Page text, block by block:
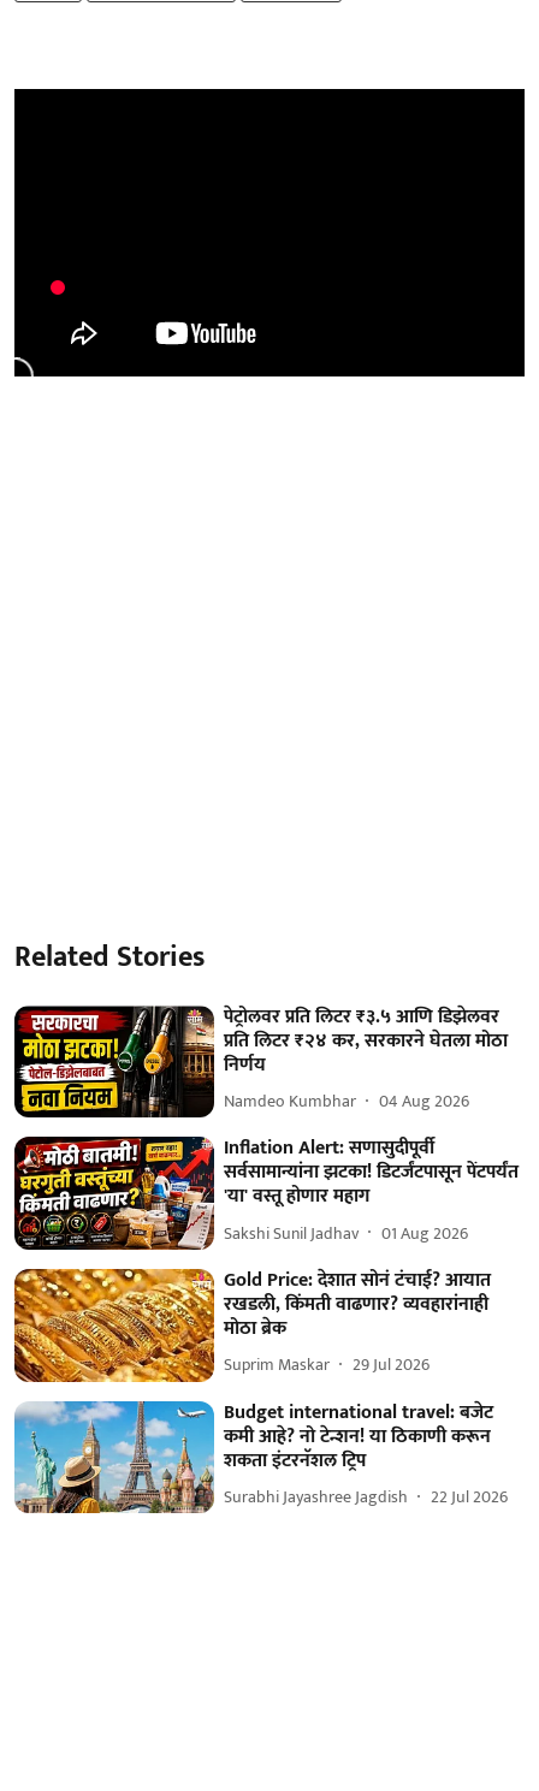
Related Stories
पेट्रोलवर प्रति लिटर ₹३.५ आणि डिझेलवर
प्रति लिटर ₹२४ कर, सरकारने घेतला मोठा
निर्णय
Namdeo Kumbhar 04 Aug 2026
Inflation Alert: सणासुदीपूर्वी
सर्वसामान्यांना झटका! डिटर्जंटपासून पेंटपर्यंत
'या' वस्तू होणार महाग
Sakshi Sunil Jadhav 01 Aug 2026
Gold Price: देशात सोनं टंचाई? आयात
रखडली, किंमती वाढणार? व्यवहारांनाही
मोठा ब्रेक
Suprim Maskar 29 Jul 2026
Budget international travel: बजेट
कमी आहे? नो टेन्शन! या ठिकाणी करून
शकता इंटरनॅशल ट्रिप
Surabhi Jayashree Jagdish 22 Jul 2026